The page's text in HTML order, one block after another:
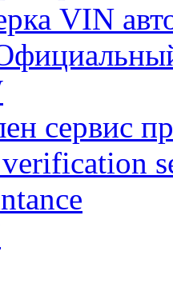
VIN
сервис